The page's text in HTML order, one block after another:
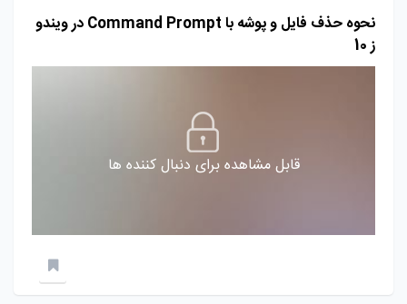
نحوه حذف فایل و پوشه با Command Prompt در ویندو
ز 10
قابل مشاهده برای دنبال کننده ها